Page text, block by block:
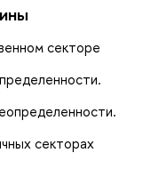
секторе
секторах